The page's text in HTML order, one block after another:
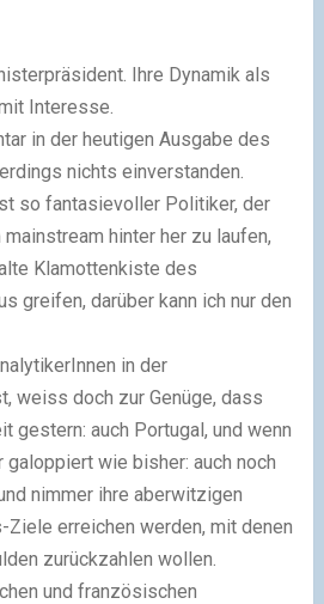
Ihre Dynamik als
Interesse.
in der heutigen Ausgabe des
nichts einverstanden.
so fantasievoller Politiker, der
mainstream hinter her zu laufen,
Klamottenkiste des
greifen, darüber kann ich nur den
in der
weiss doch zur Genüge, dass
gestern: auch Portugal, und wenn
wie bisher: auch noch
nimmer ihre aberwitzigen
-Ziele erreichen werden, mit denen
zurückzahlen wollen.
und französischen